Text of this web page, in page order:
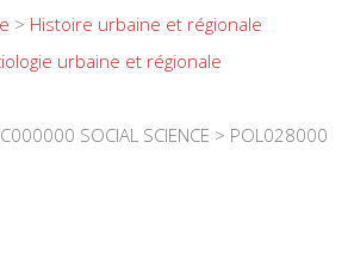
> Histoire urbaine et régionale
urbaine et régionale
SOCIAL SCIENCE > POL028000